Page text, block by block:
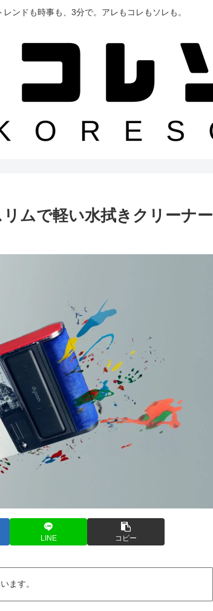
レンドも時事も、3分で。アレもコレもソレも。
ムで軽い水拭きクリーナー
LINE コピー
ます。